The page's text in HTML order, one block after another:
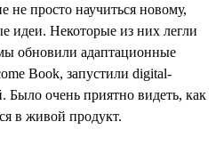
не просто научиться новому,
идеи. Некоторые из них легли
обновили адаптационные
Book, запустили digital-
очень приятно видеть, как
в живой продукт.